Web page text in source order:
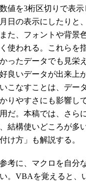
値を3桁区切りで表示
日の表示にしたりと
た、フォントや背景
使われる。これらを
ったデータでも見栄
良いデータが出来上が
こなすことは、デー
りやすさにも影響し
だ。本稿では、さら
結構使いどころが多
け方」も解説する。
考に、マクロを自分
。VBAを覚えると、